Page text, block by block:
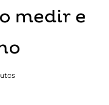
medir e